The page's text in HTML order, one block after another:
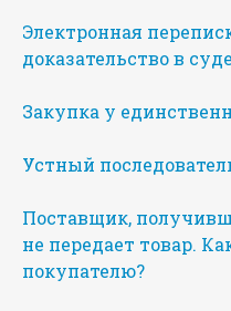
Электронная
доказательство в суде
Закупка у
Устный
Поставщик,
не передает товар.
покупателю?